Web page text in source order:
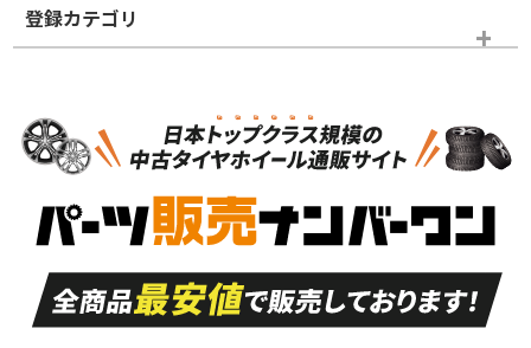
ホイールランク
S
品）
S
新車外し品（新古
付き
A
走行距離も少なく、
目立つ傷もほとんど
ない中古品
A
走行距離も少なく、
非常に状態の良い中
古品
登録カテゴリ
ホイールのみ